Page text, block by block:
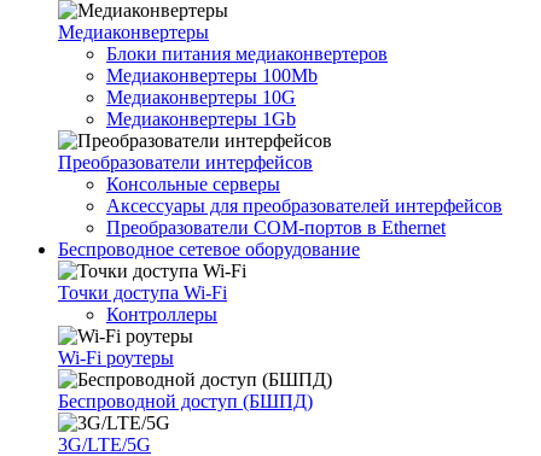
Медиаконвертеры
Блоки питания медиаконвертеров
Медиаконвертеры 100Mb
Медиаконвертеры 10G
Медиаконвертеры 1Gb
Преобразователи интерфейсов
Консольные серверы
Аксессуары для преобразователей интерфейсов
Преобразователи COM-портов в Ethernet
Беспроводное сетевое оборудование
Точки доступа Wi-Fi
Контроллеры
Wi-Fi роутеры
Беспроводной доступ (БШПД)
3G/LTE/5G